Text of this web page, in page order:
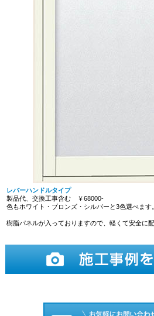
レバーハンドルタイプ
製品代、交換工事含む ￥68000-
色もホワイト・ブロンズ・シルバーと3色選べます
樹脂パネルが入っておりますので、軽くて安全に